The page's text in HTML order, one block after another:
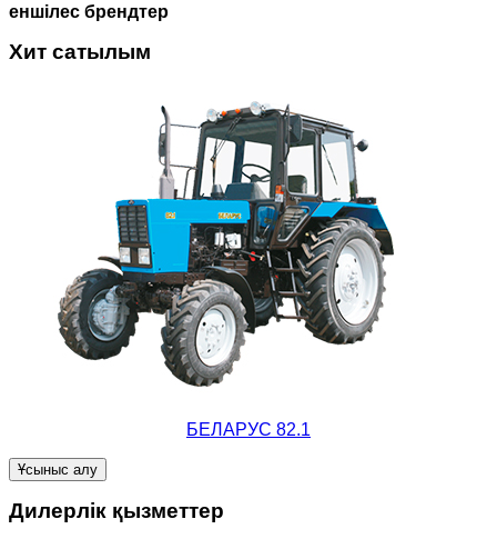
еншілес брендтер
Хит сатылым
БЕЛАРУС 82.1
Ұсыныс алу
Дилерлік қызметтер